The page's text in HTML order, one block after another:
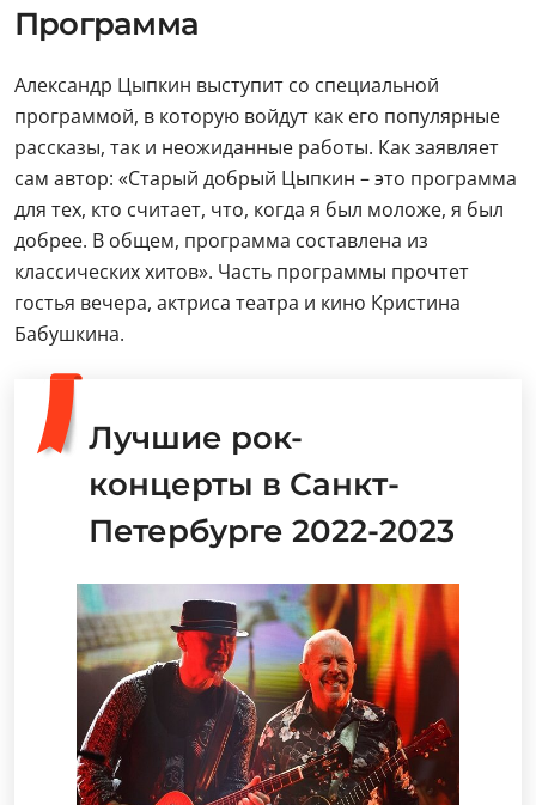
Программа
Александр Цыпкин выступит со специальной
программой, в которую войдут как его популярные
рассказы, так и неожиданные работы. Как заявляет
сам автор: «Старый добрый Цыпкин – это программа
для тех, кто считает, что, когда я был моложе, я был
добрее. В общем, программа составлена из
классических хитов». Часть программы прочтет
гостья вечера, актриса театра и кино Кристина
Бабушкина.
Лучшие рок-
концерты в Санкт-
Петербурге 2022-2023